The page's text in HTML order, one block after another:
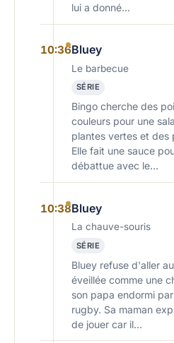
lui a donné...
10:36Bluey
Le barbecue
SÉRIE
Bingo cherche des
couleurs pour une
plantes vertes et des
Elle fait une sauce
débattue avec le…
10:38Bluey
La chauve-souris
SÉRIE
Bluey refuse d'aller
éveillée comme une
son papa endormi
rugby. Sa maman
de jouer car il…